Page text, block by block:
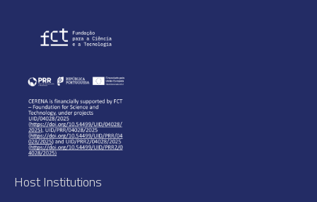
Host Institutions